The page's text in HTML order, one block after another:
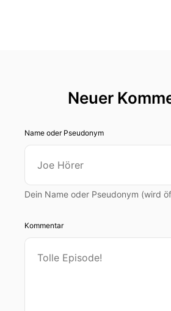
Neuer
Name oder Pseudonym
Dein Name oder Pseudonym (wird
Kommentar